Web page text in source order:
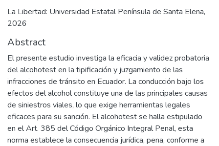
La Libertad: Universidad Estatal Península de Santa Elena,
2026
Abstract
El presente estudio investiga la eficacia y validez probatoria
del alcohotest en la tipificación y juzgamiento de las
infracciones de tránsito en Ecuador. La conducción bajo los
efectos del alcohol constituye una de las principales causas
de siniestros viales, lo que exige herramientas legales
eficaces para su sanción. El alcohotest se halla estipulado
en el Art. 385 del Código Orgánico Integral Penal, esta
norma establece la consecuencia jurídica, pena, conforme a